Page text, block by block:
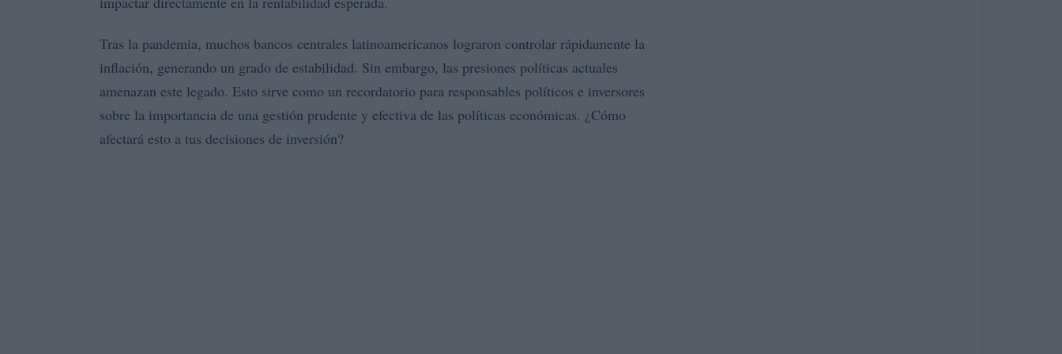
Tras la pandemia, muchos bancos centrales latinoamericanos lograron controlar rápidamente la
inflación, generando un grado de estabilidad. Sin embargo, las presiones políticas actuales
amenazan este legado. Esto sirve como un recordatorio para responsables políticos e inversores
sobre la importancia de una gestión prudente y efectiva de las políticas económicas. ¿Cómo
afectará esto a tus decisiones de inversión?